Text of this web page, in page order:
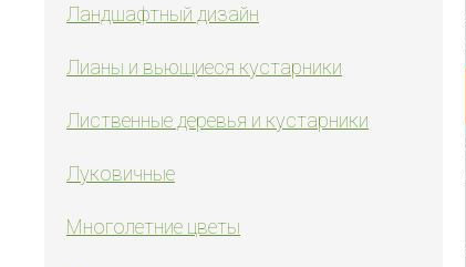
Ландшафтный дизайн
Лианы и вьющиеся кустарники
Лиственные деревья и кустарники
Луковичные
Многолетние цветы